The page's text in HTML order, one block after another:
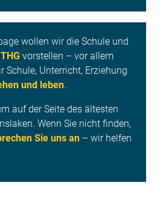
wollen wir die Schule und
vorstellen – vor allem
Schule, Unterricht, Erziehung
und leben.
auf der Seite des ältesten
Wenn Sie nicht finden,
Sie uns an – wir helfen